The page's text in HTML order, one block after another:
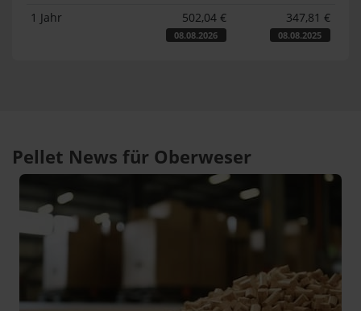
1 Jahr 502,04 €
08.08.2026
347,81 €
08.08.2025
Pellet News für Oberweser